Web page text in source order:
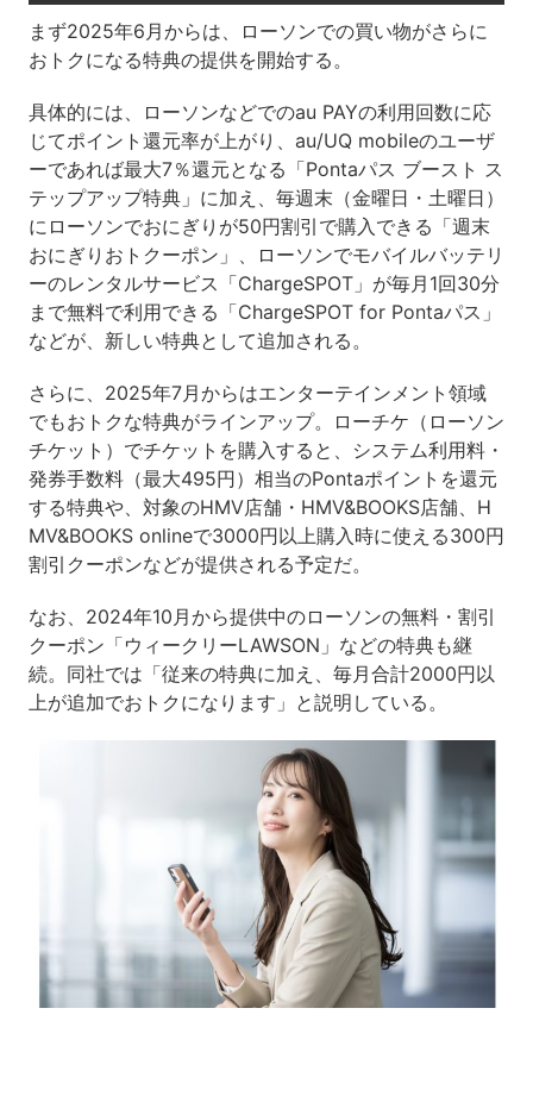
まず2025年6月からは、ローソンでの買い物がさらに
おトクになる特典の提供を開始する。
具体的には、ローソンなどでのau PAYの利用回数に応
じてポイント還元率が上がり、au/UQ mobileのユーザ
ーであれば最大7％還元となる「Pontaパス ブースト ス
テップアップ特典」に加え、毎週末（金曜日・土曜日）
にローソンでおにぎりが50円割引で購入できる「週末
おにぎりおトクーポン」、ローソンでモバイルバッテリ
ーのレンタルサービス「ChargeSPOT」が毎月1回30分
まで無料で利用できる「ChargeSPOT for Pontaパス」
などが、新しい特典として追加される。
さらに、2025年7月からはエンターテインメント領域
でもおトクな特典がラインアップ。ローチケ（ローソン
チケット）でチケットを購入すると、システム利用料・
発券手数料（最大495円）相当のPontaポイントを還元
する特典や、対象のHMV店舗・HMV&BOOKS店舗、H
MV&BOOKS onlineで3000円以上購入時に使える300円
割引クーポンなどが提供される予定だ。
なお、2024年10月から提供中のローソンの無料・割引
クーポン「ウィークリーLAWSON」などの特典も継
続。同社では「従来の特典に加え、毎月合計2000円以
上が追加でおトクになります」と説明している。